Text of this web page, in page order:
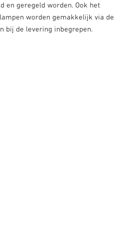
en geregeld worden. Ook het
worden gemakkelijk via de
bij de levering inbegrepen.